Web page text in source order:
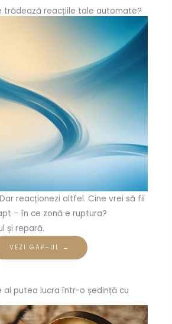
trădează reacțiile tale automate?
reacționezi altfel. Cine vrei să fii
– în ce zonă e ruptura?
și repară.
VEZI GAP-UL →
putea lucra într-o ședință cu